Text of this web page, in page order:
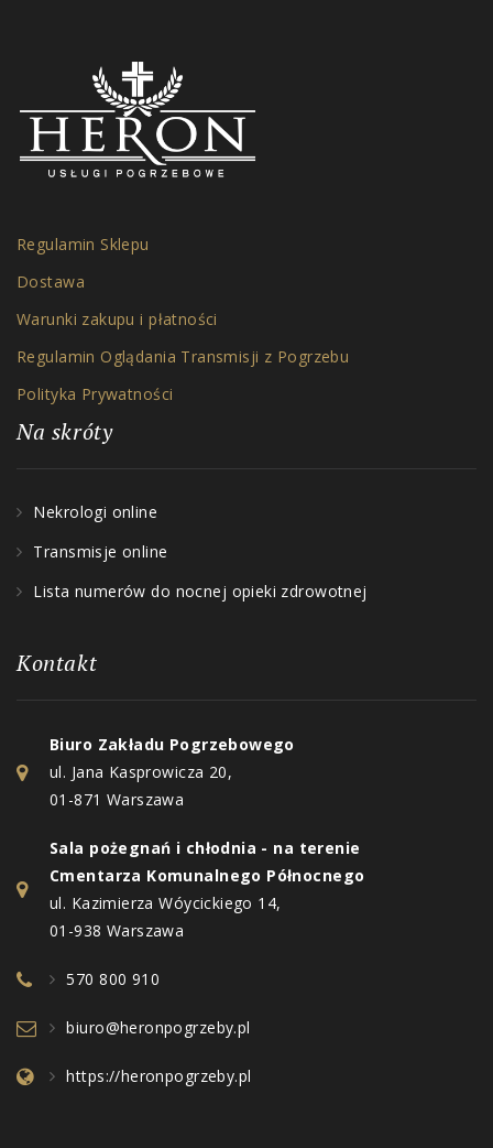
Regulamin Sklepu
Dostawa
Warunki zakupu i płatności
Regulamin Oglądania Transmisji z Pogrzebu
Polityka Prywatności
Na skróty
Nekrologi online
Transmisje online
Lista numerów do nocnej opieki zdrowotnej
Kontakt
Biuro Zakładu Pogrzebowego
ul. Jana Kasprowicza 20,
01-871 Warszawa
Sala pożegnań i chłodnia - na terenie
Cmentarza Komunalnego Północnego
ul. Kazimierza Wóycickiego 14,
01-938 Warszawa
570 800 910
biuro@heronpogrzeby.pl
https://heronpogrzeby.pl